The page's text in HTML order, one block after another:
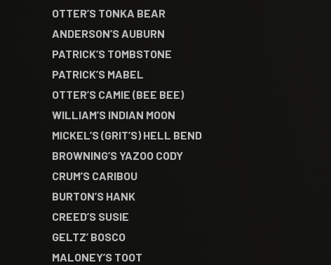
OTTER’S TONKA BEAR
ANDERSON’S AUBURN
PATRICK’S TOMBSTONE
PATRICK’S MABEL
OTTER’S CAMIE (BEE BEE)
WILLIAM’S INDIAN MOON
MICKEL’S (GRIT’S) HELL BEND
BROWNING’S YAZOO CODY
CRUM’S CARIBOU
BURTON’S HANK
CREED’S SUSIE
GELTZ’ BOSCO
MALONEY’S TOOT